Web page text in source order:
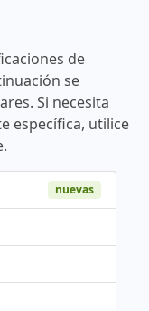
de
se
Si necesita
específica, utilice
nuevas